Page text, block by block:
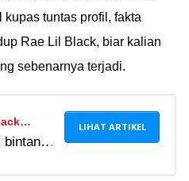
tuntas profil, fakta
Rae Lil Black, biar kalian
sebenarnya terjadi.
bintang
LIHAT ARTIKEL